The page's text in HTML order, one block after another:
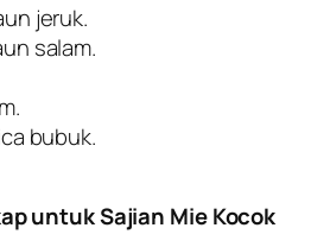
jeruk.
salam.
bubuk.
untuk Sajian Mie Kocok